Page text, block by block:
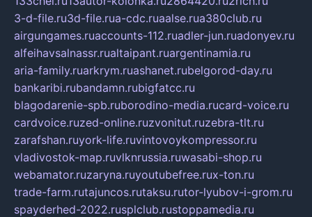
3-d-file.ru3d-file.rua-cdc.ruaalse.rua380club.ru
airgungames.ruaccounts-112.ruadler-jun.ruadonyev.ru
alfeihavsalnassr.rualtaipant.ruargentinamia.ru
aria-family.ruarkrym.ruashanet.rubelgorod-day.ru
bankaribi.rubandamn.rubigfatcc.ru
blagodarenie-spb.ruborodino-media.rucard-voice.ru
cardvoice.ruzed-online.ruzvonitut.ruzebra-tlt.ru
zarafshan.ruyork-life.ruvintovoykompressor.ru
vladivostok-map.ruvlknrussia.ruwasabi-shop.ru
webamator.ruzaryna.ruyoutubefree.rux-ton.ru
trade-farm.rutajuncos.rutaksu.rutor-lyubov-i-grom.ru
spayderhed-2022.rusplclub.rustoppamedia.ru